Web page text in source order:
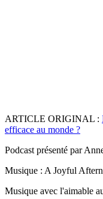
ARTICLE ORIGINAL :
efficace au monde ?
Podcast présenté par
Musique : A Joyful
Musique avec l'aimable